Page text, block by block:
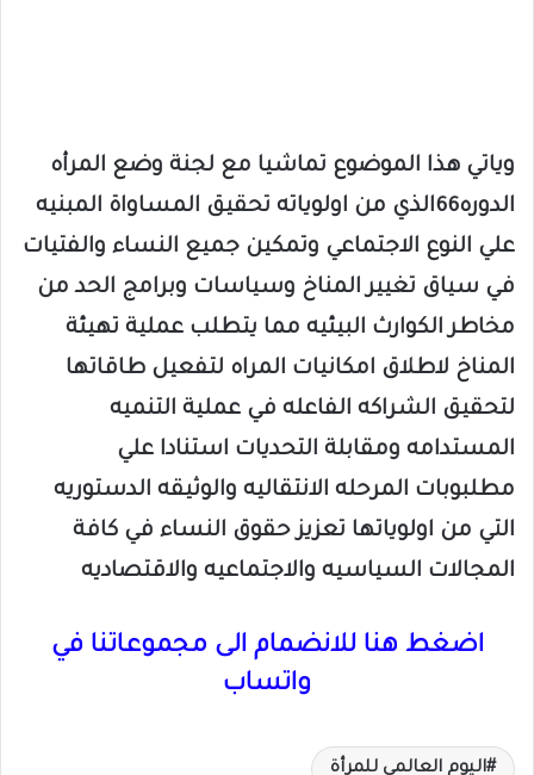
وياتي هذا الموضوع تماشيا مع لجنة وضع المرأه
الدوره66الذي من اولوياته تحقيق المساواة المبنيه
علي النوع الاجتماعي وتمكين جميع النساء والفتيات
في سياق تغيير المناخ وسياسات وبرامج الحد من
مخاطر الكوارث البيئيه مما يتطلب عملية تهيئة
المناخ لاطلاق امكانيات المراه لتفعيل طاقاتها
لتحقيق الشراكه الفاعله في عملية التنميه
المستدامه ومقابلة التحديات استنادا علي
مطلبوبات المرحله الانتقاليه والوثيقه الدستوريه
التي من اولوياتها تعزيز حقوق النساء في كافة
المجالات السياسيه والاجتماعيه والاقتصاديه
اضغط هنا للانضمام الى مجموعاتنا في
واتساب
اليوم العالمي للمرأة